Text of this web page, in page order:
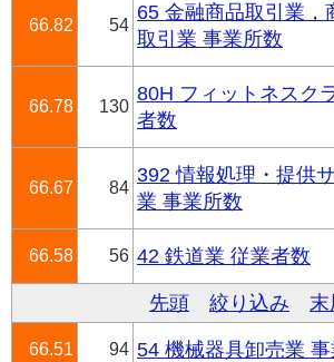
66.82 54
65 金融商品取引業，
取引業 事業所数
66.78 130
80H フィットネスク
者数
66.67 84
392 情報処理・提供
業 事業所数
66.58 56 42 鉄道業 従業者数
先頭 絞り込み 末
66.51 94 54 機械器具卸売業